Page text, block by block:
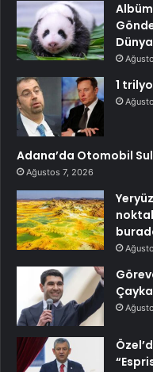
1
Adana’da Otomobil
Ağustos 7, 2026